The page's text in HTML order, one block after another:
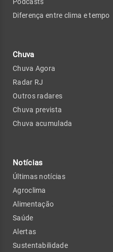
Diferença entre clima e tempo
Chuva
Chuva Agora
Radar RJ
Outros radares
Chuva prevista
Chuva acumulada
Notícias
Últimas notícias
Agroclima
Alimentação
Saúde
Alertas
Sustentabilidade